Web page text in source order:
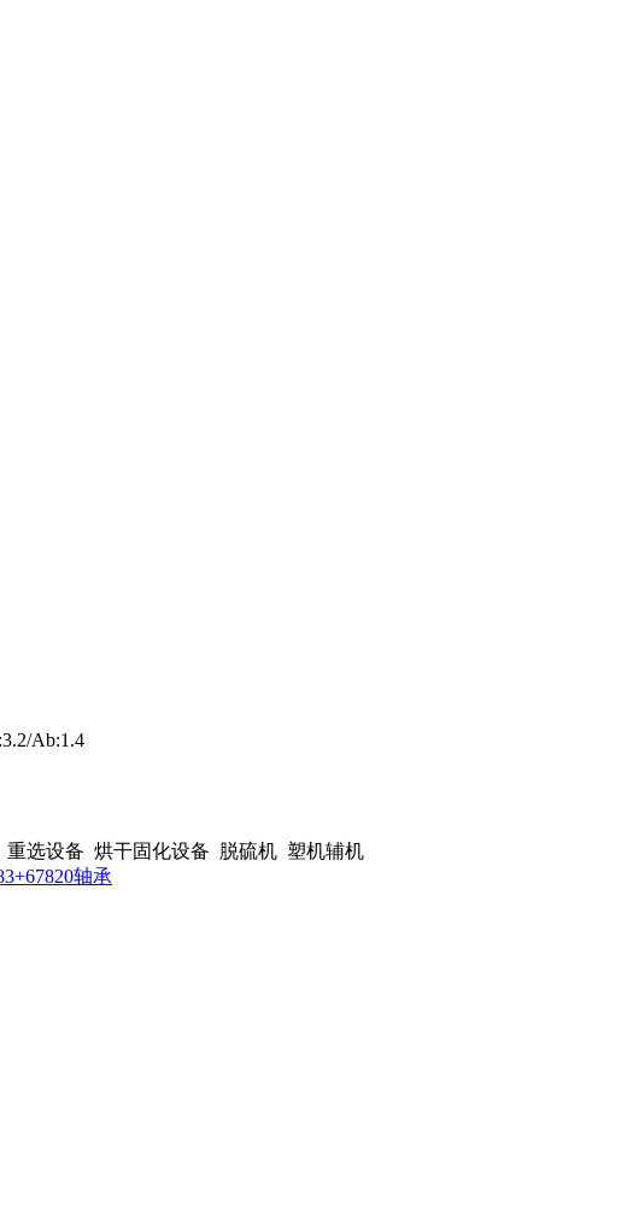
Ab:1.4
轴承